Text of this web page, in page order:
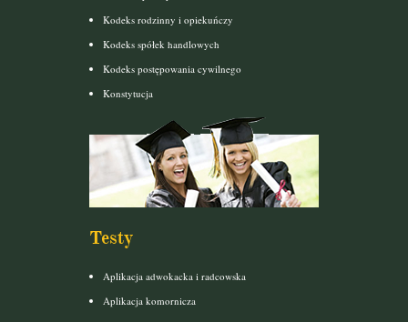
Kodeks rodzinny i opiekuńczy
Kodeks spółek handlowych
Kodeks postępowania cywilnego
Konstytucja
Testy
Aplikacja adwokacka i radcowska
Aplikacja komornicza